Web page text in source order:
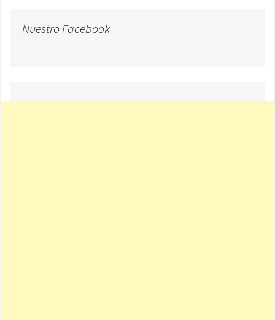
Nuestro Facebook